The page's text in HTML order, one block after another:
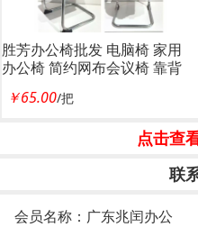
胜芳办公椅批发 电脑椅 家用
办公椅 简约网布会议椅 靠背
板椅 电脑椅 布艺办公椅 透气
￥65.00/把
点击查
联
会员名称：广东兆闰办公